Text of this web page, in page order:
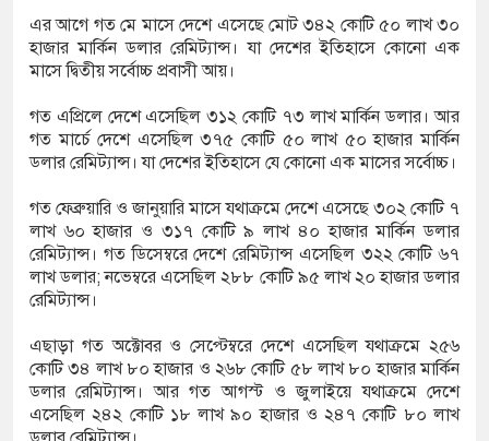
বোতল স্ক্যাফসহ নারী মাদক কারবারি গ্রেপ্তার
এর আগে গত মে মাসে দেশে এসেছে মোট ৩৪২ কোটি ৫০ লাখ ৩০
হাজার মার্কিন ডলার রেমিট্যান্স। যা দেশের ইতিহাসে কোনো এক
মাসে দ্বিতীয় সর্বোচ্চ প্রবাসী আয়।
গত এপ্রিলে দেশে এসেছিল ৩১২ কোটি ৭৩ লাখ মার্কিন ডলার। আর
গত মার্চে দেশে এসেছিল ৩৭৫ কোটি ৫০ লাখ ৫০ হাজার মার্কিন
ডলার রেমিট্যান্স। যা দেশের ইতিহাসে যে কোনো এক মাসের সর্বোচ্চ।
গত ফেব্রুয়ারি ও জানুয়ারি মাসে যথাক্রমে দেশে এসেছে ৩০২ কোটি ৭
লাখ ৬০ হাজার ও ৩১৭ কোটি ৯ লাখ ৪০ হাজার মার্কিন ডলার
রেমিট্যান্স। গত ডিসেম্বরে দেশে রেমিট্যান্স এসেছিল ৩২২ কোটি ৬৭
লাখ ডলার; নভেম্বরে এসেছিল ২৮৮ কোটি ৯৫ লাখ ২০ হাজার ডলার
রেমিট্যান্স।
এছাড়া গত অক্টোবর ও সেপ্টেম্বরে দেশে এসেছিল যথাক্রমে ২৫৬
কোটি ৩৪ লাখ ৮০ হাজার ও ২৬৮ কোটি ৫৮ লাখ ৮০ হাজার মার্কিন
ডলার রেমিট্যান্স। আর গত আগস্ট ও জুলাইয়ে যথাক্রমে দেশে
এসেছিল ২৪২ কোটি ১৮ লাখ ৯০ হাজার ও ২৪৭ কোটি ৮০ লাখ